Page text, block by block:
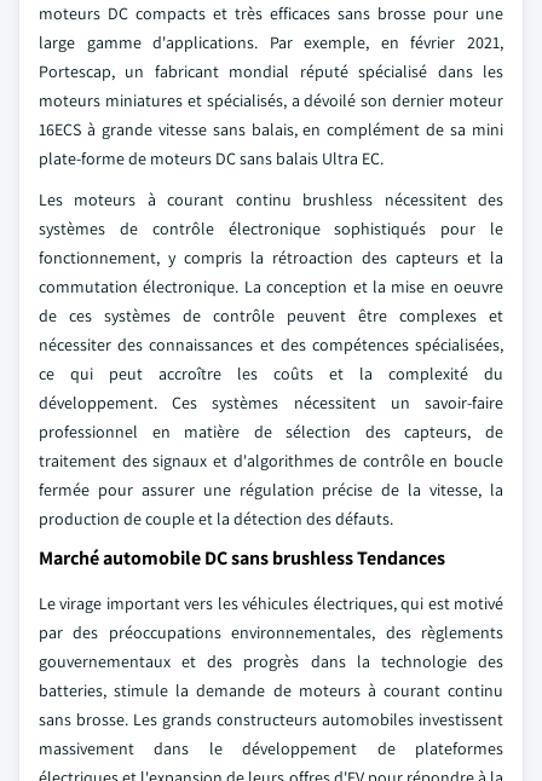
moteurs DC compacts et très efficaces sans brosse pour une
large gamme d'applications. Par exemple, en février 2021,
Portescap, un fabricant mondial réputé spécialisé dans les
moteurs miniatures et spécialisés, a dévoilé son dernier moteur
16ECS à grande vitesse sans balais, en complément de sa mini
plate-forme de moteurs DC sans balais Ultra EC.
Les moteurs à courant continu brushless nécessitent des
systèmes de contrôle électronique sophistiqués pour le
fonctionnement, y compris la rétroaction des capteurs et la
commutation électronique. La conception et la mise en oeuvre
de ces systèmes de contrôle peuvent être complexes et
nécessiter des connaissances et des compétences spécialisées,
ce qui peut accroître les coûts et la complexité du
développement. Ces systèmes nécessitent un savoir-faire
professionnel en matière de sélection des capteurs, de
traitement des signaux et d'algorithmes de contrôle en boucle
fermée pour assurer une régulation précise de la vitesse, la
production de couple et la détection des défauts.
Marché automobile DC sans brushless Tendances
Le virage important vers les véhicules électriques, qui est motivé
par des préoccupations environnementales, des règlements
gouvernementaux et des progrès dans la technologie des
batteries, stimule la demande de moteurs à courant continu
sans brosse. Les grands constructeurs automobiles investissent
massivement dans le développement de plateformes